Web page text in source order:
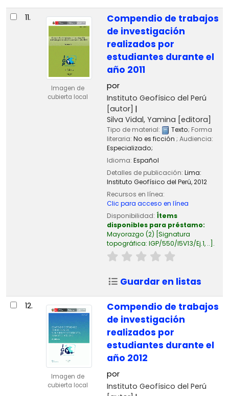
11.
Imagen de
cubierta local
Compendio de trabajos
de investigación
realizados por
estudiantes durante el
año 2011
por
Instituto Geofísico del Perú
[autor]
Silva Vidal, Yamina [editora]
Tipo de material: Texto; Forma
literaria: No es ficción ; Audiencia:
Especializado;
Idioma: Español
Detalles de publicación: Lima:
Instituto Geofísico del Perú,2012
Recursos en línea:
Clic para acceso en línea
Disponibilidad: Ítems
disponibles para préstamo:
Mayorazgo (2) Signatura
topográfica: IGP/550/I5V13/Ej.1, .. .
Guardar en listas
12.
Imagen de
cubierta local
Compendio de trabajos
de investigación
realizados por
estudiantes durante el
año 2012
por
Instituto Geofísico del Perú